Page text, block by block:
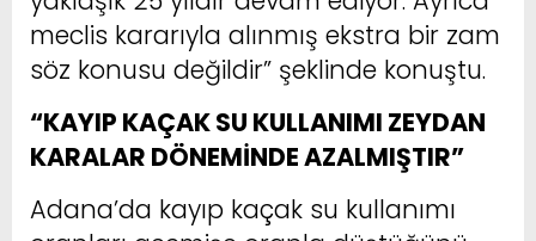
meclis kararıyla alınmış ekstra bir zam
söz konusu değildir” şeklinde konuştu.
“KAYIP KAÇAK SU KULLANIMI ZEYDAN
KARALAR DÖNEMİNDE AZALMIŞTIR”
Adana’da kayıp kaçak su kullanımı